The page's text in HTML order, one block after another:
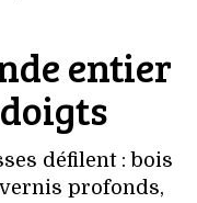
entier
défilent : bois
profonds,